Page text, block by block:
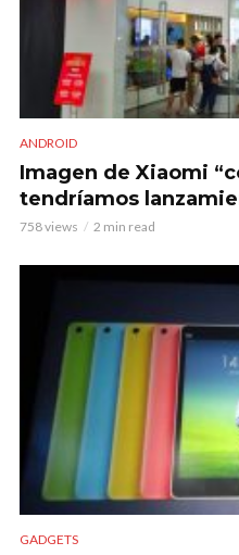
ANDROID
Imagen de Xiaomi
tendríamos
758 views 2 min read
GADGETS